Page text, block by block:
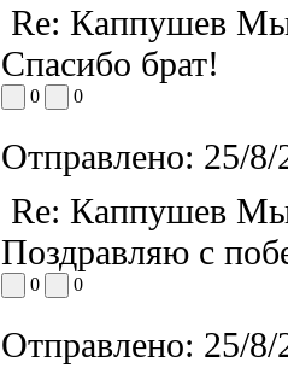
Re: Каппушев
Спасибо брат!
0 0
Отправлено: 25/
Re: Каппушев
Поздравляю с
0 0
Отправлено: 25/